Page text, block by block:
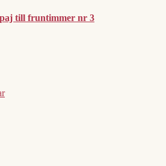
till fruntimmer nr 3